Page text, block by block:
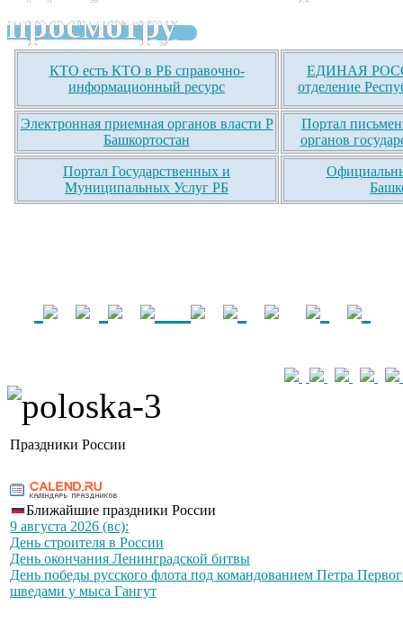
просмотру
КТО есть КТО в РБ справочно-
информационный ресурс
ЕДИНАЯ
отделение
Электронная приемная органов власти Р
Башкортостан
Портал
органов
Портал Государственных и
Муниципальных Услуг РБ
Праздники России
Ближайшие праздники России
9 августа 2026 (вс):
День строителя в России
День окончания Ленинградской битвы
День победы русского флота под командованием Петра
шведами у мыса Гангут